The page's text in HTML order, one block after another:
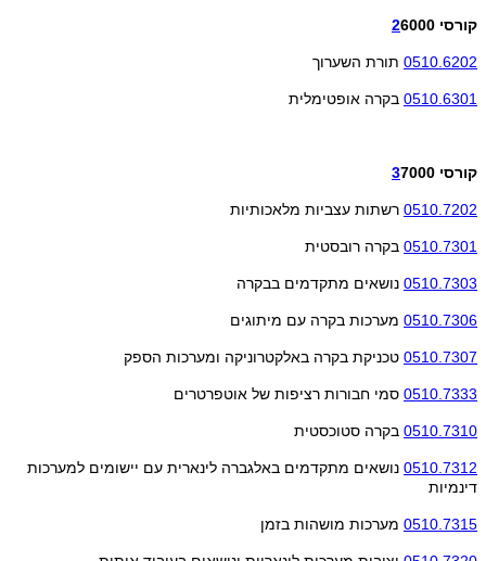
קורסי 26000
0510.6202 תורת השערוך
0510.6301 בקרה אופטימלית
קורסי 7000
3
0510.7202 רשתות עצביות מלאכותיות
0510.7301 בקרה רובסטית
0510.7303 נושאים מתקדמים בבקרה
0510.7306 מערכות בקרה עם מיתוגים
0510.7307 טכניקת בקרה באלקטרוניקה ומערכות הספק
0510.7333 סמי חבורות רציפות של אוטפרטרים
0510.7310 בקרה סטוכסטית
0510.7312 נושאים מתקדמים באלגברה לינארית עם יישומים למערכות
דינמיות
0510.7315 מערכות מושהות בזמן